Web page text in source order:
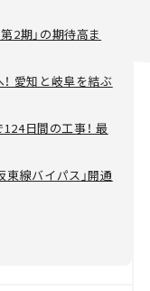
2期」の期待高ま
愛知と岐阜を結ぶ
日間の工事！ 最
東線バイパス」開通